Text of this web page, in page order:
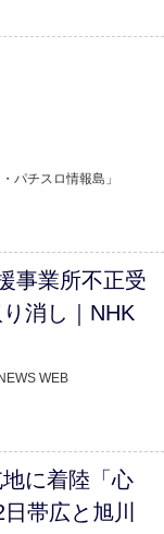
パチスロ情報島」
事業所不正受
消し｜NHK
WEB
に着陸「心
帯広と旭川